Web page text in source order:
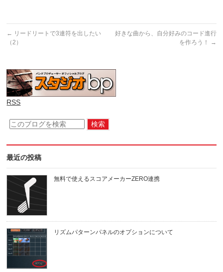
← リードリートで3連符を出したい
（2）
好きな曲から、自分好みのコード進行
を作ろう！
→
RSS
最近の投稿
無料で使えるスコアメーカーZERO連携
リズムパターンパネルのオプションについて